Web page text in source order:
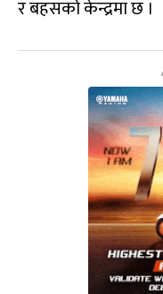
र बहसको केन्द्रमा छ ।